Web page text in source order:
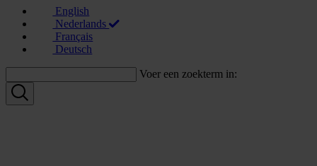
English
Nederlands
Français
Deutsch
Voer een zoekterm in: